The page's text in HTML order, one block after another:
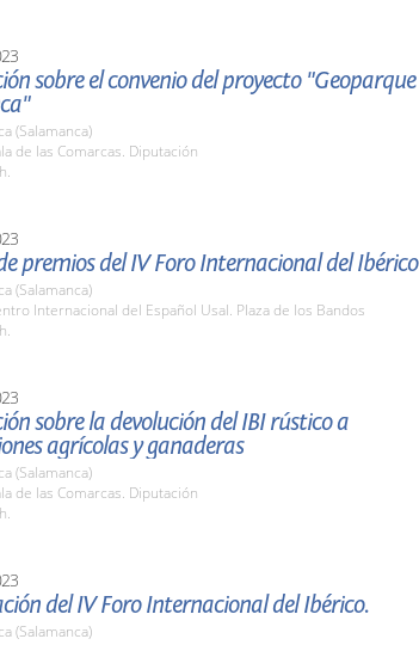
sobre el convenio del proyecto "Geoparque
(Salamanca)
de las Comarcas. Diputación
premios del IV Foro Internacional del Ibérico
(Salamanca)
Internacional del Español Usal. Plaza de los Bandos
sobre la devolución del IBI rústico a
agrícolas y ganaderas
(Salamanca)
de las Comarcas. Diputación
del IV Foro Internacional del Ibérico.
(Salamanca)